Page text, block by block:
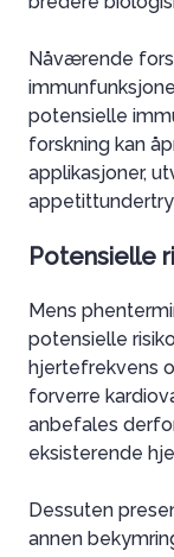
Nåværende
potensielle
forskning kan
applikasjoner,
Potensielle
Mens
potensielle
hjertefrekvens
forverre
anbefales
eksisterende
Dessuten
annen